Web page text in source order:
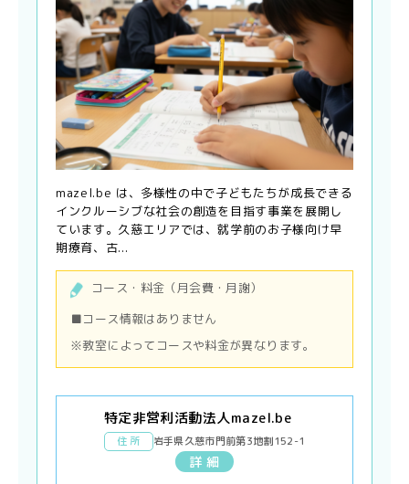
mazel.be は、多様性の中で子どもたちが成長できる
インクルーシブな社会の創造を目指す事業を展開し
ています。久慈エリアでは、就学前のお子様向け早
期療育、古...
コース・料金（月会費・月謝）
■コース情報はありません
※教室によってコースや料金が異なります。
特定非営利活動法人mazel.be
住 所 岩手県久慈市門前第3地割152-1
詳 細